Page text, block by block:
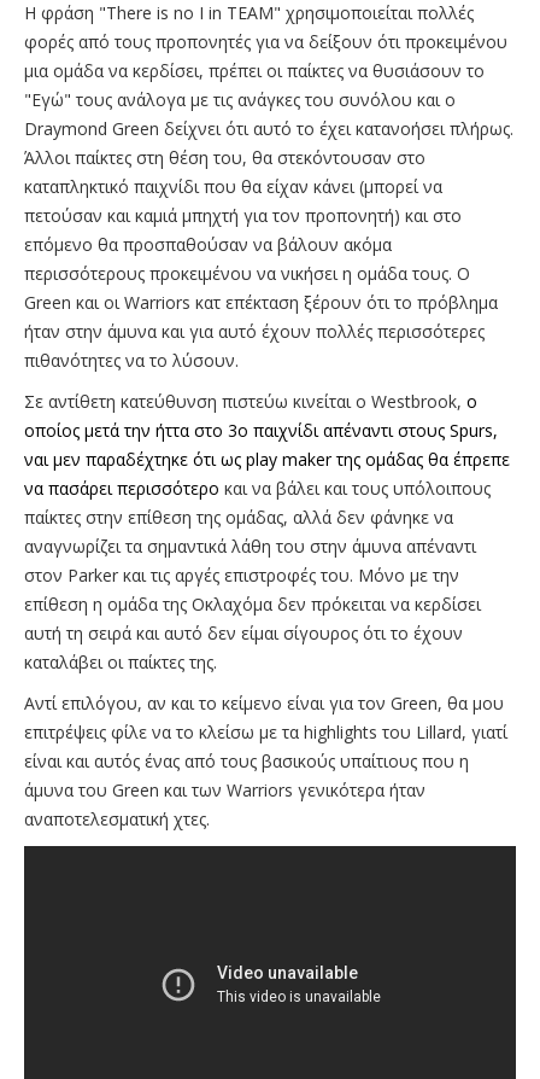
Η φράση "There is no I in TEAM" χρησιμοποιείται πολλές
φορές από τους προπονητές για να δείξουν ότι προκειμένου
μια ομάδα να κερδίσει, πρέπει οι παίκτες να θυσιάσουν το
"Εγώ" τους ανάλογα με τις ανάγκες του συνόλου και ο
Draymond Green δείχνει ότι αυτό το έχει κατανοήσει πλήρως.
Άλλοι παίκτες στη θέση του, θα στεκόντουσαν στο
καταπληκτικό παιχνίδι που θα είχαν κάνει (μπορεί να
πετούσαν και καμιά μπηχτή για τον προπονητή) και στο
επόμενο θα προσπαθούσαν να βάλουν ακόμα
περισσότερους προκειμένου να νικήσει η ομάδα τους. Ο
Green και οι Warriors κατ επέκταση ξέρουν ότι το πρόβλημα
ήταν στην άμυνα και για αυτό έχουν πολλές περισσότερες
πιθανότητες να το λύσουν.
Σε αντίθετη κατεύθυνση πιστεύω κινείται ο Westbrook, ο
οποίος μετά την ήττα στο 3ο παιχνίδι απέναντι στους Spurs,
ναι μεν παραδέχτηκε ότι ως play maker της ομάδας θα έπρεπε
να πασάρει περισσότερο και να βάλει και τους υπόλοιπους
παίκτες στην επίθεση της ομάδας, αλλά δεν φάνηκε να
αναγνωρίζει τα σημαντικά λάθη του στην άμυνα απέναντι
στον Parker και τις αργές επιστροφές του. Μόνο με την
επίθεση η ομάδα της Οκλαχόμα δεν πρόκειται να κερδίσει
αυτή τη σειρά και αυτό δεν είμαι σίγουρος ότι το έχουν
καταλάβει οι παίκτες της.
Αντί επιλόγου, αν και το κείμενο είναι για τον Green, θα μου
επιτρέψεις φίλε να το κλείσω με τα highlights του Lillard, γιατί
είναι και αυτός ένας από τους βασικούς υπαίτιους που η
άμυνα του Green και των Warriors γενικότερα ήταν
αναποτελεσματική χτες.